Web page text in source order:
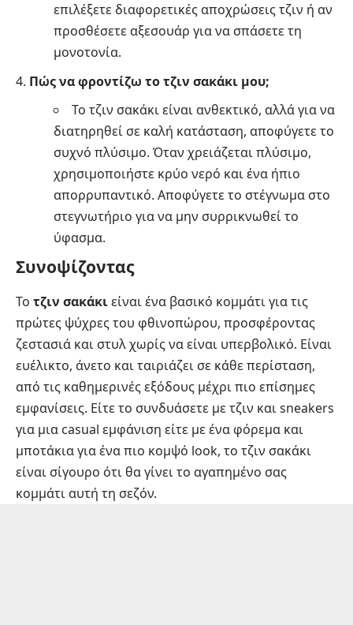
επιλέξετε διαφορετικές αποχρώσεις τζιν ή αν
προσθέσετε αξεσουάρ για να σπάσετε τη
μονοτονία.
Πώς να φροντίζω το τζιν σακάκι μου;
Το τζιν σακάκι είναι ανθεκτικό, αλλά για να
διατηρηθεί σε καλή κατάσταση, αποφύγετε το
συχνό πλύσιμο. Όταν χρειάζεται πλύσιμο,
χρησιμοποιήστε κρύο νερό και ένα ήπιο
απορρυπαντικό. Αποφύγετε το στέγνωμα στο
στεγνωτήριο για να μην συρρικνωθεί το
ύφασμα.
Συνοψίζοντας
Το τζιν σακάκιείναι ένα βασικό κομμάτι για τις
πρώτες ψύχρες του φθινοπώρου, προσφέροντας
ζεστασιά και στυλ χωρίς να είναι υπερβολικό. Είναι
ευέλικτο, άνετο και ταιριάζει σε κάθε περίσταση,
από τις καθημερινές εξόδους μέχρι πιο επίσημες
εμφανίσεις. Είτε το συνδυάσετε με τζιν και sneakers
για μια casual εμφάνιση είτε με ένα φόρεμα και
μποτάκια για ένα πιο κομψό look, το τζιν σακάκι
είναι σίγουρο ότι θα γίνει το αγαπημένο σας
κομμάτι αυτή τη σεζόν.